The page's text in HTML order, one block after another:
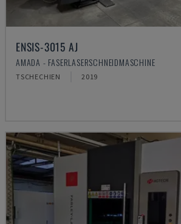
ENSIS-3015 AJ
AMADA - FASERLASERSCHNEIDMASCHINE
TSCHECHIEN 2019